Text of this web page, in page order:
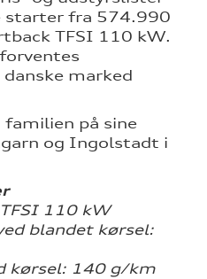
starter fra 574.990
TFSI 110 kW.
marked
familien på sine
og Ingolstadt i
110 kW
blandet kørsel:
kørsel: 140 g/km